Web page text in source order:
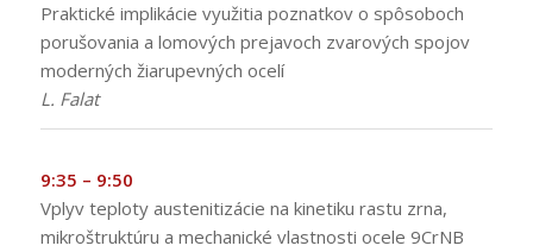
Praktické implikácie využitia poznatkov o spôsoboch
porušovania a lomových prejavoch zvarových spojov
moderných žiarupevných ocelí
L. Falat
9:35 – 9:50
Vplyv teploty austenitizácie na kinetiku rastu zrna,
mikroštruktúru a mechanické vlastnosti ocele 9CrNB